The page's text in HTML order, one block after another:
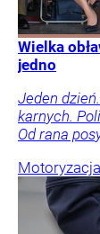
Wielka
jedno
Jeden
karnych.
Od rana
Motoryzacja